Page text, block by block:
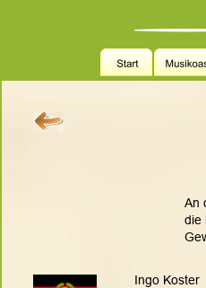
An
die
Ingo Koster